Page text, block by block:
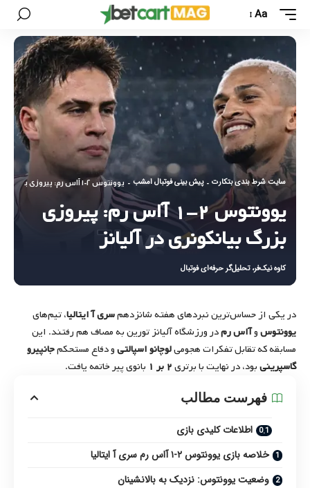
Aa
سایت شرط بندی بتکارت - پیش بینی فوتبال امشب - یوونتوس ۲-۱ آاس رم: پیروزی بزرگ بیانکونری در آلیانز
یوونتوس ۲-۱ آاس رم: پیروزی
بزرگ بیانکونری در آلیانز
کاوه نیک‌فر، تحلیل‌گر حرفه‌ای فوتبال
در یکی از حساس‌ترین نبردهای هفته شانزدهمسری آ ایتالیا، تیم‌های
یوونتوسوآاس رمدر ورزشگاه آلیانز تورین به مصاف هم رفتند. این
مسابقه که تقابل تفکرات هجومیلوچانو اسپالتیو دفاع مستحکمجانپیرو
گاسپرینیبود، در نهایت با برتری۲ بر ۱ بانوی پیر خاتمه یافت.
فهرست مطالب
اطلاعات کلیدی بازی
خلاصه بازی یوونتوس ۲-۱ آاس رم سری آ ایتالیا
وضعیت یوونتوس: نزدیک به بالانشینان